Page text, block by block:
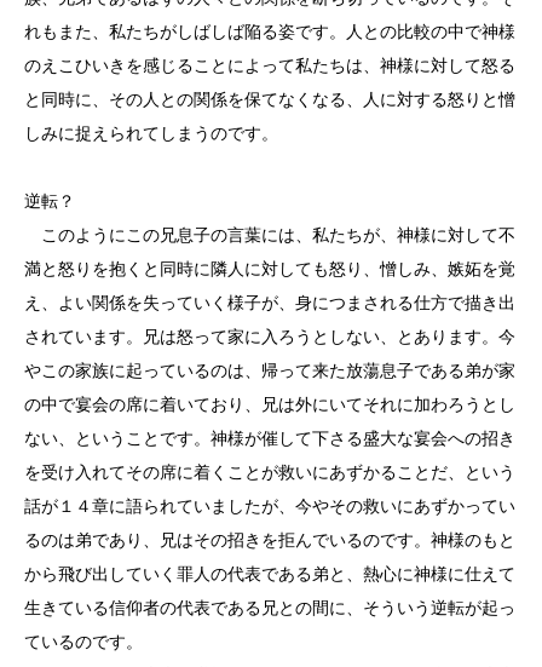
れもまた、私たちがしばしば陥る姿です。人との比較の中で神様
のえこひいきを感じることによって私たちは、神様に対して怒る
と同時に、その人との関係を保てなくなる、人に対する怒りと憎
しみに捉えられてしまうのです。
逆転？
このようにこの兄息子の言葉には、私たちが、神様に対して不
満と怒りを抱くと同時に隣人に対しても怒り、憎しみ、嫉妬を覚
え、よい関係を失っていく様子が、身につまされる仕方で描き出
されています。兄は怒って家に入ろうとしない、とあります。今
やこの家族に起っているのは、帰って来た放蕩息子である弟が家
の中で宴会の席に着いており、兄は外にいてそれに加わろうとし
ない、ということです。神様が催して下さる盛大な宴会への招き
を受け入れてその席に着くことが救いにあずかることだ、という
話が１４章に語られていましたが、今やその救いにあずかってい
るのは弟であり、兄はその招きを拒んでいるのです。神様のもと
から飛び出していく罪人の代表である弟と、熱心に神様に仕えて
生きている信仰者の代表である兄との間に、そういう逆転が起っ
ているのです。